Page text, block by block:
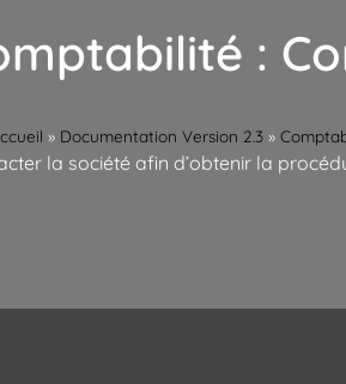
:
» Documentation Version 2.3 »
la société afin d’obtenir la